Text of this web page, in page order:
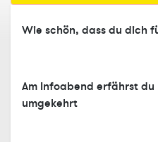
Wie schön, dass du dich
Am Infoabend erfährst du
umgekehrt